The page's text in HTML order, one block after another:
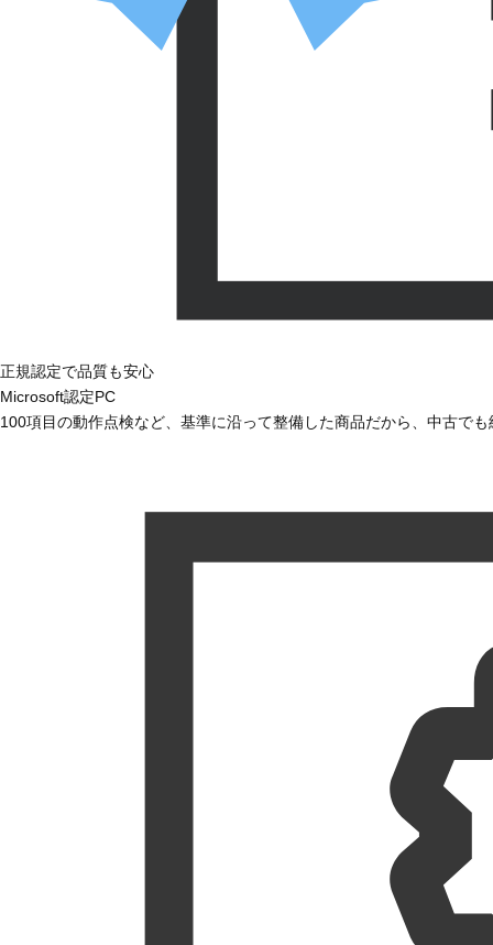
正規認定で品質も安心
Microsoft認定PC
100項目の動作点検など、基準に沿って整備した商品だから、中古で